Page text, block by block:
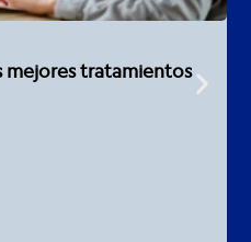
mejores tratamientos